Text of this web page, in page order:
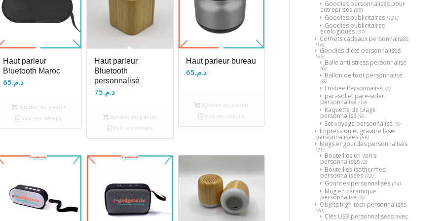
Haut parleur
Bluetooth Maroc
د.م.65
Ajouter au panier
Voir les détails
Haut parleur
Bluetooth
personnalisé
د.م.75
Ajouter au panier
Voir les détails
Haut parleur bureau
د.م.65
Ajouter au panier
Voir les détails
Goodies personnalisés pour
entreprises (59)
Goodies publicitaires (121)
Goodies publicitaires
écologiques (37)
Coffrets cadeaux personnalisés
(16)
Goodies d'été personnalisés
(55)
Balle anti stress personnalisé
(6)
Ballon de foot personnalisé
(6)
Frisbee Personnalisé (2)
parasol et pare-soleil
personnalisé (14)
Raquette de plage
personnalisé (6)
Set voyage personnalisé (5)
Impression et gravure laser
personnalisées (69)
Mugs et gourdes personnalisés
(21)
Bouteilles en verre
personnalisés (2)
Bouteilles isothermes
personnalisées (12)
Gourdes personnalisés (14)
Mug en céramique
personnalisé (5)
Objets high-tech personnalisés
(30)
Clés USB personnalisées avec